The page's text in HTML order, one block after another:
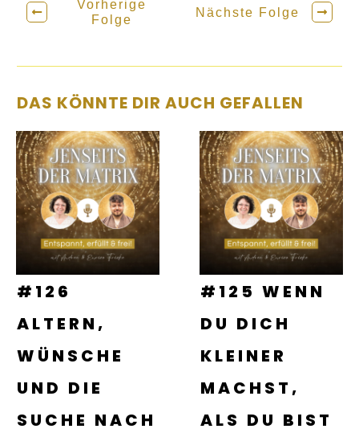
Vorherige
Folge
Nächste Folge
DAS KÖNNTE DIR AUCH GEFALLEN
#126
ALTERN,
WÜNSCHE
UND DIE
SUCHE NACH
#125 WENN
DU DICH
KLEINER
MACHST,
ALS DU BIST